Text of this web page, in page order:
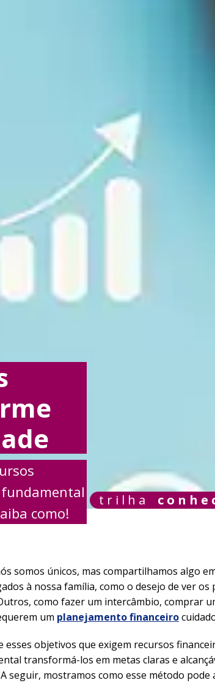
trilha
como!
somos únicos, mas compartilhamos algo
à nossa família, como o desejo de ver os
como fazer um intercâmbio, comprar
um planejamento financeiro
esses objetivos que exigem recursos
transformá-los em metas claras e
A seguir, mostramos como esse método